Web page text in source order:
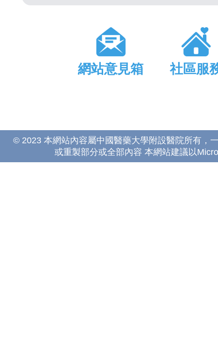
網站意見箱 社區服
© 2023 本網站內容屬中國醫藥大學附設醫院所有，
或重製部分或全部內容 本網站建議以